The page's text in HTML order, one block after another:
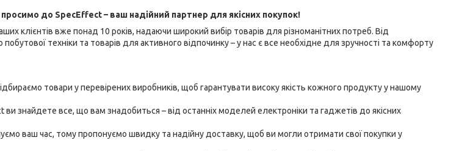
до SpecEffect – ваш надійний партнер для якісних покупок!
клієнтів вже понад 10 років, надаючи широкий вибір товарів для різноманітних потреб. Від
техніки та товарів для активного відпочинку – у нас є все необхідне для зручності та комфорту
товари у перевірених виробників, щоб гарантувати високу якість кожного продукту у нашому
ви знайдете все, що вам знадобиться – від останніх моделей електроніки та гаджетів до якісних
ваш час, тому пропонуємо швидку та надійну доставку, щоб ви могли отримати свої покупки у